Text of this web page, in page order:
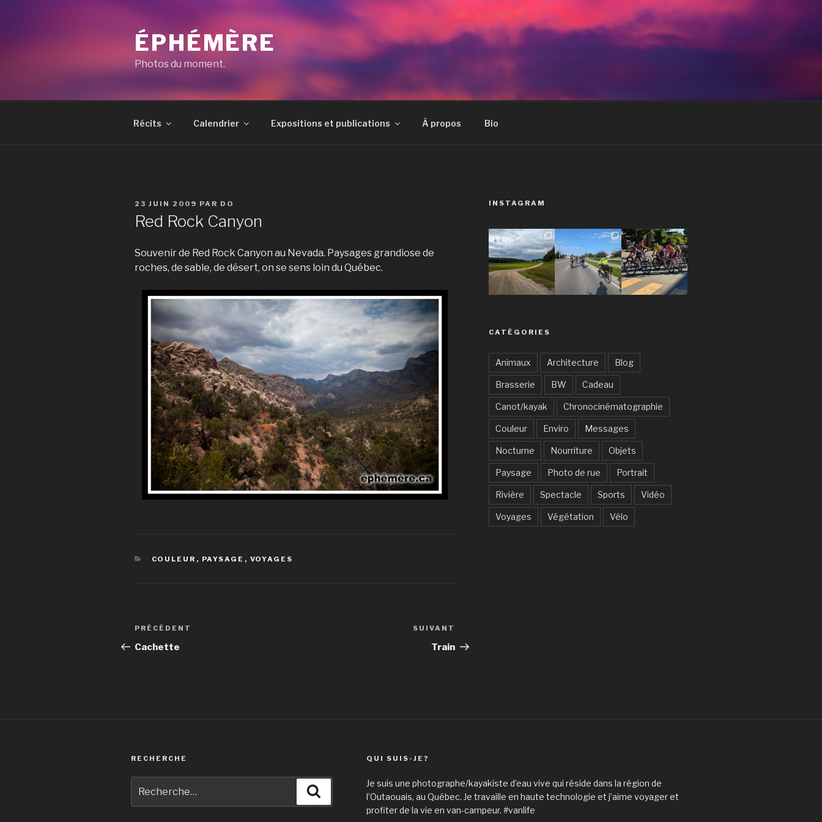
ÉPHÉMÈRE
Photos du moment.
Récits Calendrier Expositions et publications À propos Bio
PUBLIÉ
23 JUIN 2009 PAR DO
Red Rock Canyon
Souvenir de Red Rock Canyon au Nevada. Paysages grandiose de
roches, de sable, de désert, on se sens loin du Québec.
CATÉGORIES
COULEUR , PAYSAGE , VOYAGES
Navigation
de
Article
précédent
PRÉCÉDENT
Cachette
suivant
SUIVANT
Train
INSTAGRAM
CATÉGORIES
Animaux Architecture Blog
Brasserie BW Cadeau
Canot/kayak Chronocinématographie
Couleur Enviro Messages
Nocturne Nourriture Objets
Paysage Photo de rue Portrait
Rivière Spectacle Sports Vidéo
Voyages Végétation Vélo
RECHERCHE
pour
:
Recherche
QUI SUIS-JE?
Je suis une photographe/kayakiste d’eau vive qui réside dans la région de
l’Outaouais, au Québec. Je travaille en haute technologie et j’aime voyager et
profiter de la vie en van-campeur. #vanlife